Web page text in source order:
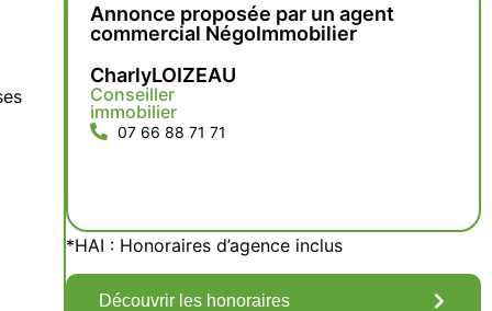
Annonce proposée par un agent
commercial NégoImmobilier
CharlyLOIZEAU
Conseiller
immobilier
07 66 88 71 71
*HAI : Honoraires d’agence inclus
Découvrir les honoraires